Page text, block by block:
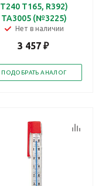
T240 T165, R392)
TA3005 (№3225)
Нет в наличии
3 457₽
ПОДОБРАТЬ АНАЛОГ